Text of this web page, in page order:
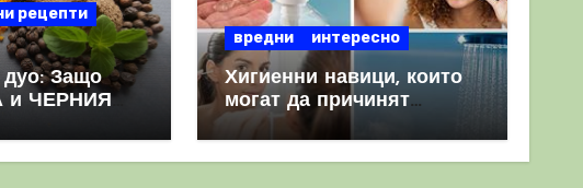
рецепти
Защо
и ЧЕРНИЯ
вредни интересно
Хигиенни навици, които
могат да причинят
повече вреда, отколкото
полза